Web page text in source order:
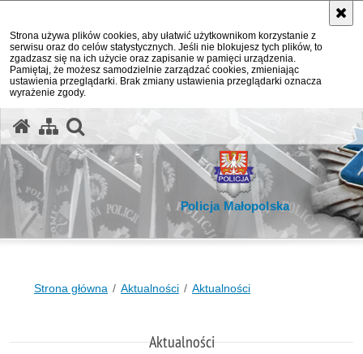
Strona używa plików cookies, aby ułatwić użytkownikom korzystanie z
serwisu oraz do celów statystycznych. Jeśli nie blokujesz tych plików, to
zgadzasz się na ich użycie oraz zapisanie w pamięci urządzenia.
Pamiętaj, że możesz samodzielnie zarządzać cookies, zmieniając
ustawienia przeglądarki. Brak zmiany ustawienia przeglądarki oznacza
wyrażenie zgody.
Policja Małopolska
Strona główna Aktualności Aktualności
Aktualności